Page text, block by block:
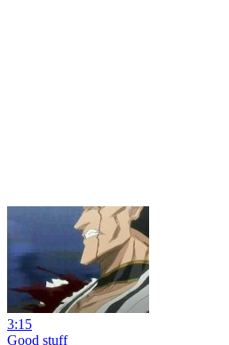
3:15
Good stuff